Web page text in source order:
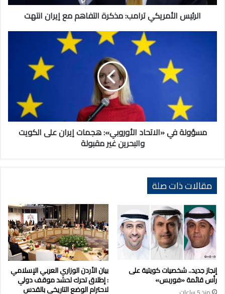
الرئيس الأمريكي ترامب: مذكرة التفاهم مع إيران انتهت
والبحرين
مسؤولة في «الاتحاد الأوروبي»: هجمات إيران على الكويت
والبحرين غير مقبولة
مقالات ذات صلة
إنجاز جديد.. شخصيات كويتية على
رأس قائمة «فوربس»
بيان الأردن الوزاري العربي الإسلامي
: إطلاق تحرك لحشد موقف دولي
لاحترام الوضع التاريخي بالقدس